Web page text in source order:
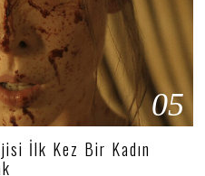
05
İlk Kez Bir Kadın